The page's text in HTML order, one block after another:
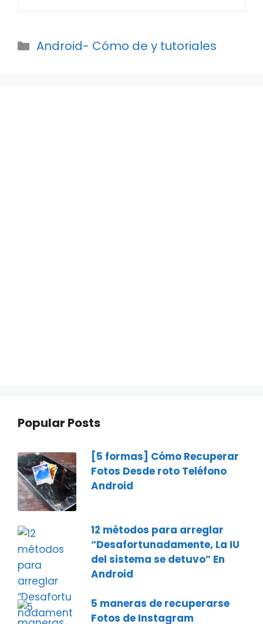
Categories
Android- Cómo de y tutoriales
Popular Posts
[5 formas] Cómo Recuperar
Fotos Desde roto Teléfono
Android
12 métodos para arreglar
“Desafortunadamente, La IU
del sistema se detuvo” En
Android
5 maneras de recuperarse
Fotos de Instagram